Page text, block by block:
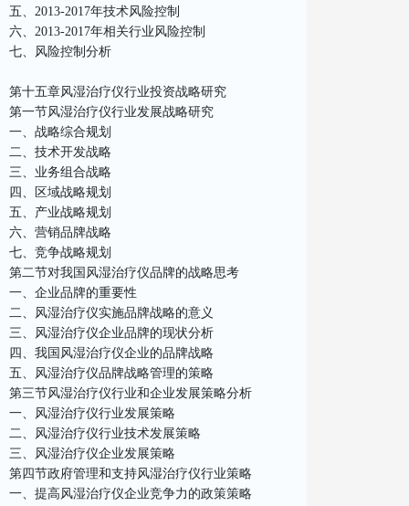
五、2013-2017年技术风险控制
六、2013-2017年相关行业风险控制
七、风险控制分析
第十五章风湿治疗仪行业投资战略研究
第一节风湿治疗仪行业发展战略研究
一、战略综合规划
二、技术开发战略
三、业务组合战略
四、区域战略规划
五、产业战略规划
六、营销品牌战略
七、竞争战略规划
第二节对我国风湿治疗仪品牌的战略思考
一、企业品牌的重要性
二、风湿治疗仪实施品牌战略的意义
三、风湿治疗仪企业品牌的现状分析
四、我国风湿治疗仪企业的品牌战略
五、风湿治疗仪品牌战略管理的策略
第三节风湿治疗仪行业和企业发展策略分析
一、风湿治疗仪行业发展策略
二、风湿治疗仪行业技术发展策略
三、风湿治疗仪企业发展策略
第四节政府管理和支持风湿治疗仪行业策略
一、提高风湿治疗仪企业竞争力的政策策略